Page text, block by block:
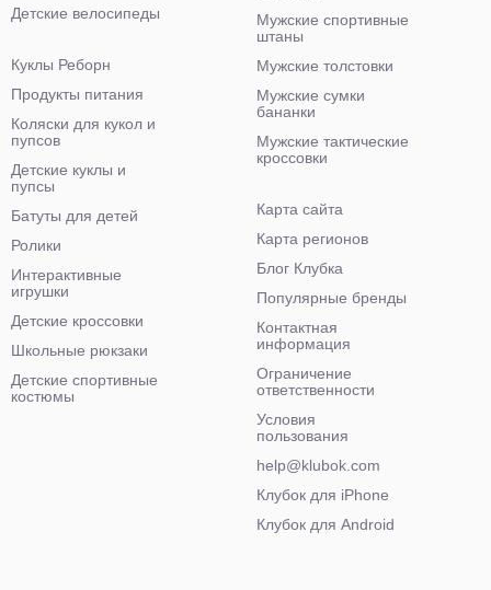
Детские велосипеды
Мужские спортивные
штаны
Мужские толстовки
Мужские сумки
бананки
Мужские тактические
кроссовки
Куклы Реборн
Продукты питания
Коляски для кукол и
пупсов
Детские куклы и
пупсы
Батуты для детей
Ролики
Интерактивные
игрушки
Детские кроссовки
Школьные рюкзаки
Детские спортивные
костюмы
Карта сайта
Карта регионов
Блог Клубка
Популярные бренды
Контактная
информация
Ограничение
ответственности
Условия
пользования
help@klubok.com
Клубок для iPhone
Клубок для Android